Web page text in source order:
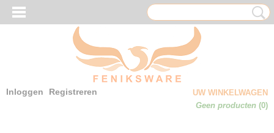
Inloggen Registreren
UW WINKELWAGEN
Geen producten (0)